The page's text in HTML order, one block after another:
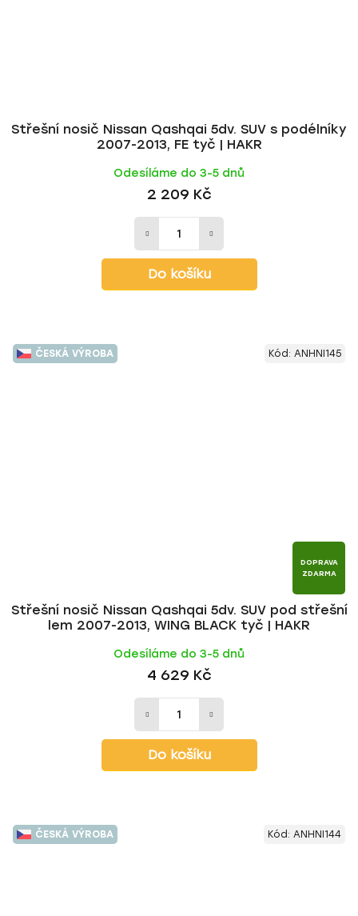
Střešní nosič Nissan Qashqai 5dv. SUV s podélníky
2007-2013, FE tyč | HAKR
Odesíláme do 3-5 dnů
2 209 Kč
Do košíku
ČESKÁ VÝROBA
DOPRAVA
ZDARMA
Střešní nosič Nissan Qashqai 5dv. SUV pod střešní
lem 2007-2013, WING BLACK tyč | HAKR
Odesíláme do 3-5 dnů
4 629 Kč
Do košíku
Kód: ANHNI145
ČESKÁ VÝROBA Kód: ANHNI144